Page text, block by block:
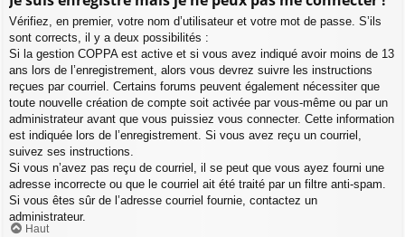
Vérifiez, en premier, votre nom d’utilisateur et votre mot de passe. S’ils
sont corrects, il y a deux possibilités :
Si la gestion COPPA est active et si vous avez indiqué avoir moins de 13
ans lors de l’enregistrement, alors vous devrez suivre les instructions
reçues par courriel. Certains forums peuvent également nécessiter que
toute nouvelle création de compte soit activée par vous-même ou par un
administrateur avant que vous puissiez vous connecter. Cette information
est indiquée lors de l’enregistrement. Si vous avez reçu un courriel,
suivez ses instructions.
Si vous n’avez pas reçu de courriel, il se peut que vous ayez fourni une
adresse incorrecte ou que le courriel ait été traité par un filtre anti-spam.
Si vous êtes sûr de l’adresse courriel fournie, contactez un
administrateur.
Haut